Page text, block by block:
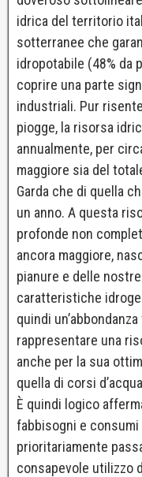
idrica del territorio
sotterranee che
idropotabile (48% da
coprire una parte
industriali. Pur
piogge, la risorsa
annualmente, per
maggiore sia del
Garda che di quella
un anno. A questa
profonde non
ancora maggiore,
pianure e delle
caratteristiche
quindi
rappresentare una
anche per la sua
quella di corsi
È quindi logico
fabbisogni e
prioritariamente
consapevole utilizzo